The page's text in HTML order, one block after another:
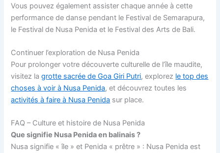
Vous pouvez également assister chaque année à cette
performance de danse pendant le Festival de Semarapura,
le Festival de Nusa Penida et le Festival des Arts de Bali.
Continuer l’exploration de Nusa Penida
Pour prolonger votre découverte culturelle de l’île maudite,
visitez lagrotte sacrée de Goa Giri Putri, explorez le top des
choses à voir à Nusa Penida, et découvrez toutes les
activités à faire à Nusa Penida sur place.
FAQ – Culture et histoire de Nusa Penida
Que signifie Nusa Penida en balinais ?
Nusa signifie « île » et Penida « prêtre » : Nusa Penida est